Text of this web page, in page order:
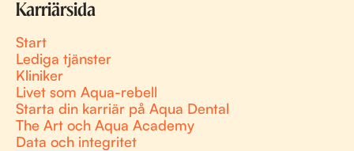
Karriärsida
Start
Lediga tjänster
Kliniker
Livet som Aqua-rebell
Starta din karriär på Aqua Dental
The Art och Aqua Academy
Data och integritet